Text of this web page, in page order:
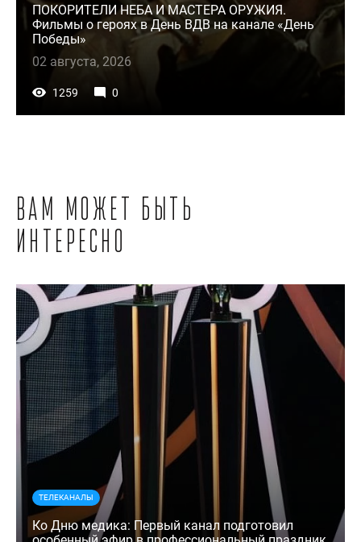
ПОКОРИТЕЛИ НЕБА И МАСТЕРА ОРУЖИЯ.
Фильмы о героях в День ВДВ на канале «День
Победы»
02 августа, 2026
1259 0
Вам может быть
интересно
ТЕЛЕКАНАЛЫ
Ко Дню медика: Первый канал подготовил